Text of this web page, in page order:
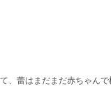
、蕾はまだまだ赤ちゃん